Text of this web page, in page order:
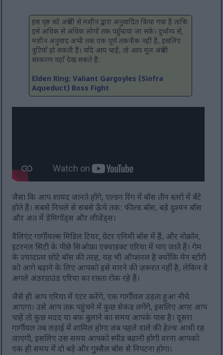
इस पृष्ठ को अंग्रेजी से मशीन द्वारा अनुवादित किया गया है ताकि
इसे अधिक से अधिक लोगों तक पहुँचाया जा सके। दुर्भाग्य से,
मशीन अनुवाद अभी तक एक पूर्ण तकनीक नहीं है, इसलिए
त्रुटियाँ हो सकती हैं। यदि आप चाहें, तो आप मूल अंग्रेजी
संस्करण यहाँ देख सकते हैं:
Elden Ring: Valiant Gargoyles (Siofra
Aqueduct) Boss Fight
जैसा कि आप शायद जानते होंगे, एल्डन रिंग में बॉस तीन स्तरों में बँटे
होते हैं। सबसे निचले से सबसे ऊँचे तक: फील्ड बॉस, बड़े दुश्मन बॉस
और अंत में डेमिगॉड्स और लीजेंड्स।
वैलिएंट गार्गॉयल्स मिडिल टियर, ग्रेटर एनिमी बॉस में हैं, और नोक्रॉन,
इटरनल सिटी के पीछे सिओफ्रा एक्वाडक्ट एरिया में पाए जाते हैं। गेम
के ज़्यादातर छोटे बॉस की तरह, यह भी ऑप्शनल है क्योंकि मेन स्टोरी
को आगे बढ़ाने के लिए आपको इसे मारने की ज़रूरत नहीं है, लेकिन वे
अगले अंडरग्राउंड एरिया का रास्ता रोक रहे हैं।
जैसे ही आप एरिया में एंटर करेंगे, एक गार्गॉयल उड़ता हुआ नीचे
आएगा। उसे आप तक पहुंचने में कुछ सेकंड लगेंगे, इसलिए अगर आप
चाहें तो कुछ मदद या बफ़ बुलाने का समय आपके पास है। दूसरा
गार्गॉयल तब लड़ाई में शामिल होगा जब पहले वाले की हेल्थ आधी रह
जाएगी, इसलिए उस समय आपको स्पीड बढ़ानी होगी वरना आपको
एक ही समय में दो बड़े और गुस्सैल बॉस से निपटना होगा।